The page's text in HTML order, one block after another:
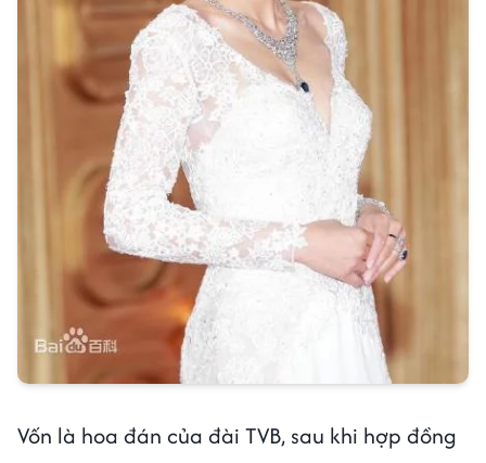
Vốn là hoa đán của đài TVB, sau khi hợp đồng